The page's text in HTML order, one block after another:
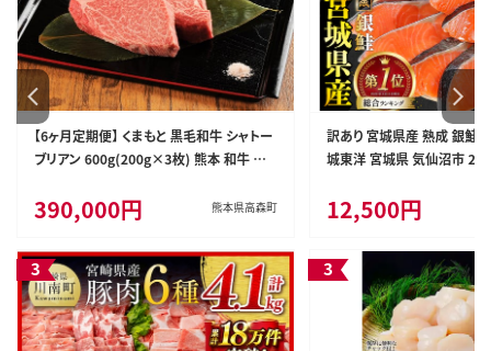
【6ヶ月定期便】 くまもと 黒毛和牛 シャトー
ブリアン 600g(200g×3枚) 熊本 和牛 牛
390,000円 熊本県高森町
訳あり 宮城県産 熟成 銀鮭
城東洋 宮城県 気仙沼市
シャケ 切り身 冷凍 おかず
者支援 サーモン 魚 銀鮭切
12,500円